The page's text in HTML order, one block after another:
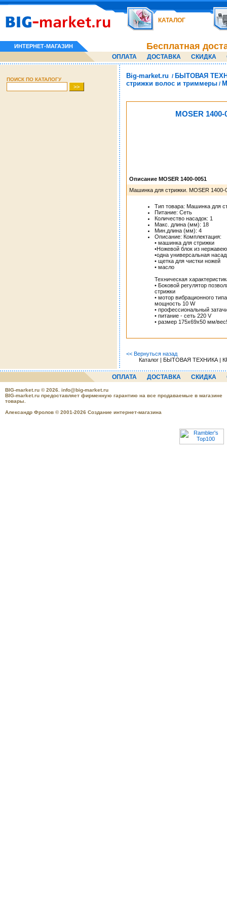
КАТАЛОГ
ИНТЕРНЕТ-МАГАЗИН Бесплатная
ОПЛАТА ДОСТАВКА СКИДКА
ПОИСК ПО КАТАЛОГУ Big-market.ru / БЫТОВАЯ
стрижки волос и триммеры /
MOSER 1400-
Описание MOSER 1400-0051
Машинка для стрижки. MOSER 1400-
Тип товара: Машинка для
Питание: Сеть
Количество насадок: 1
Макс. длина (мм): 18
Мин.длина (мм): 4
Описание: Комплектация:
• машинка для стрижки
•Ножевой блок из
•одна универсальная
• щетка для чистки ножей
• масло
Техническая
• Боковой регулятор
стрижки
• мотор вибрационного типа
мощность 10 W
• профессиональный
• питание - сеть 220 V
• размер 175х69х50 мм/
<< Вернуться назад
Каталог | БЫТОВАЯ ТЕХНИКА |
ОПЛАТА ДОСТАВКА СКИДКА
BIG-market.ru © 2026. info@big-market.ru
BIG-market.ru предоставляет фирменную гарантию на все продаваемые в магазине
товары.
Александр Фролов © 2001-2026 Создание интернет-магазина